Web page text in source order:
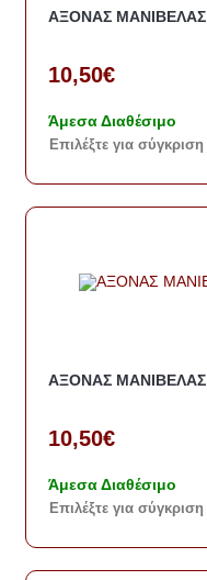
ΑΞΟΝΑΣ ΜΑΝΙΒΕΛΑΣ
10,50€
Άμεσα Διαθέσιμο
Eπιλέξτε για σύγκριση
ΑΞΟΝΑΣ
10,50€
Άμεσα Διαθέσιμο
Eπιλέξτε για σύγκριση